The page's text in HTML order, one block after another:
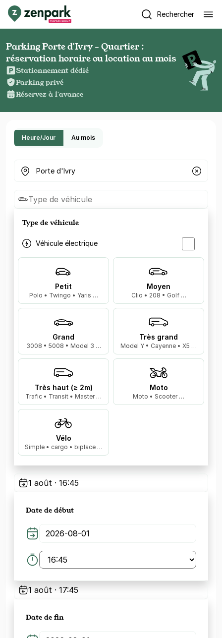
Rechercher
Parking Porte d'Ivry - Quartier :
réservation horaire ou location au mois
Stationnement dédié
Parking privé
Réservez à l'avance
Heure/Jour Au mois
Où cherchez-vous un parking ?
Type de véhicule
Type de véhicule
Véhicule électrique
Petit
Polo • Twingo • Yaris …
Moyen
Clio • 208 • Golf …
Grand
3008 • 5008 • Model 3 …
Très grand
Model Y • Cayenne • X5 …
Très haut (≥ 2m)
Trafic • Transit • Master …
Moto
Moto • Scooter …
Vélo
Simple • cargo • biplace …
1 août · 16:45
Date de début
1 août · 17:45
Date de fin